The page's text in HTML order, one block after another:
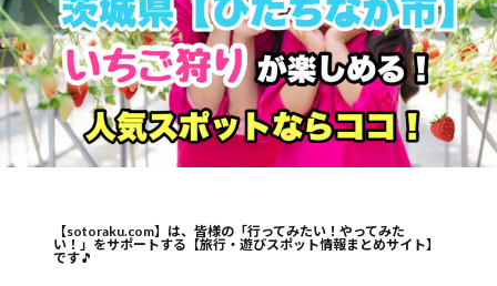
【sotoraku.com】は、皆様の「行ってみたい！やってみた
い！」をサポートする【旅行・遊びスポット情報まとめサイト】
です🎵